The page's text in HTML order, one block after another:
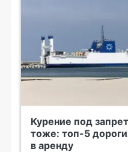
Курение под
тоже: топ-5
в аренду